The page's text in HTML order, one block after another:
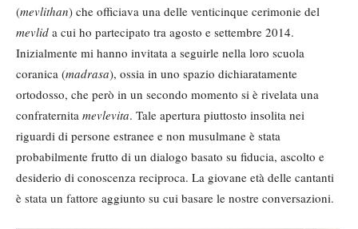
(mevlithan) che officiava una delle venticinque cerimonie del
mevlid a cui ho partecipato tra agosto e settembre 2014.
Inizialmente mi hanno invitata a seguirle nella loro scuola
coranica (madrasa), ossia in uno spazio dichiaratamente
ortodosso, che però in un secondo momento si è rivelata una
confraternita mevlevita. Tale apertura piuttosto insolita nei
riguardi di persone estranee e non musulmane è stata
probabilmente frutto di un dialogo basato su fiducia, ascolto e
desiderio di conoscenza reciproca. La giovane età delle cantanti
è stata un fattore aggiunto su cui basare le nostre conversazioni.